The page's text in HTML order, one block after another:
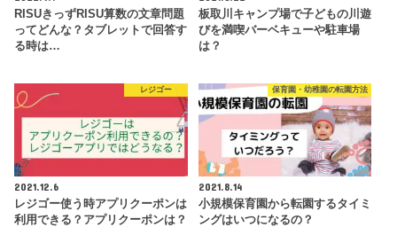
RISUきっずRISU算数の文章問題
ってどんな？タブレットで回答す
る時は…
板取川キャンプ場で子どもの川遊
びを満喫バーベキューや駐車場
は？
レジゴー
2021.12.6
レジゴー使う時アプリクーポンは
利用できる？アプリクーポンは？
保育園・幼稚園の転園方法
2021.8.14
小規模保育園から転園するタイミ
ングはいつになるの？